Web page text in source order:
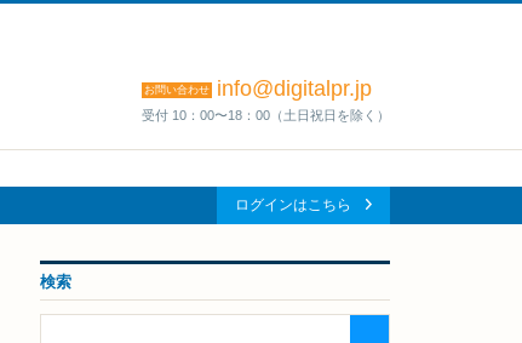
お問い合わせ info@digitalpr.jp
受付 10：00〜18：00（土日祝日を除く）
ログインはこちら
検索